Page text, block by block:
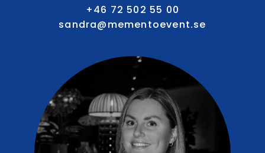
+46 72 502 55 00
sandra@mementoevent.se